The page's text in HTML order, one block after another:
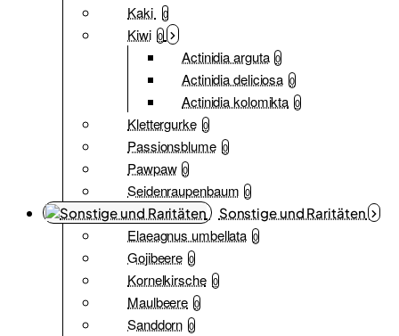
Kaki 0
Kiwi 0
Actinidia arguta 0
Actinidia deliciosa 0
Actinidia kolomikta 0
Klettergurke 0
Passionsblume 0
Pawpaw 0
Seidenraupenbaum 0
Sonstige und Raritäten
Elaeagnus umbellata 0
Gojibeere 0
Kornelkirsche 0
Maulbeere 0
Sanddorn 0